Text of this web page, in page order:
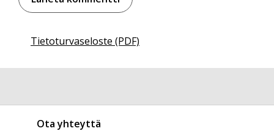
Tietoturvaseloste (PDF)
Ota yhteyttä